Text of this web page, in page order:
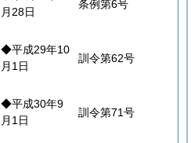
月28日
条例第6号
◆平成29年10
月1日
訓令第62号
◆平成30年9
月1日
訓令第71号